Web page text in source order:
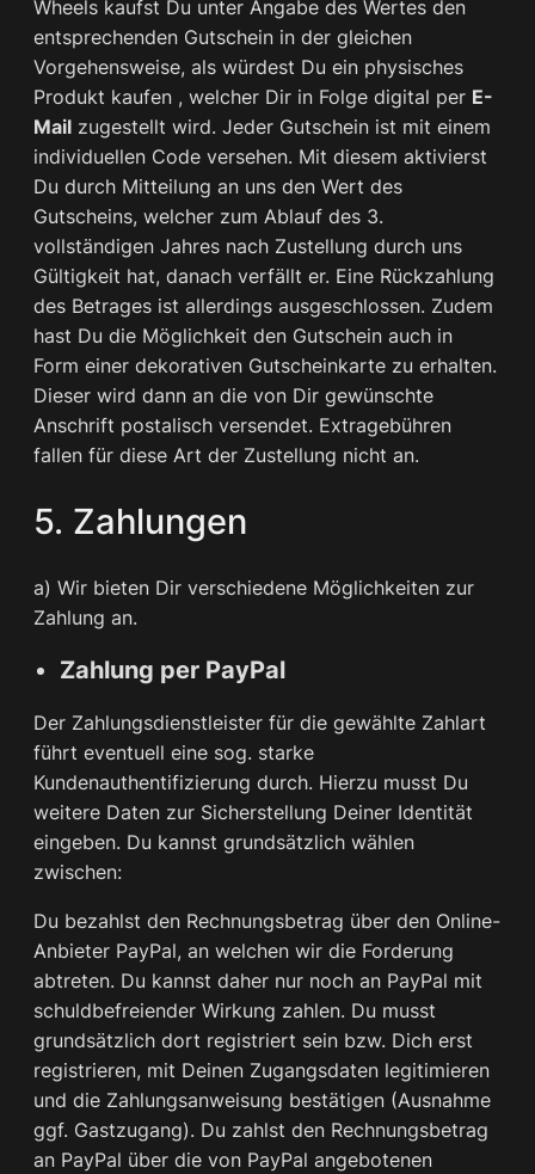
Wheels kaufst Du unter Angabe des Wertes den
entsprechenden Gutschein in der gleichen
Vorgehensweise, als würdest Du ein physisches
Produkt kaufen , welcher Dir in Folge digital per E-
Mail zugestellt wird. Jeder Gutschein ist mit einem
individuellen Code versehen. Mit diesem aktivierst
Du durch Mitteilung an uns den Wert des
Gutscheins, welcher zum Ablauf des 3.
vollständigen Jahres nach Zustellung durch uns
Gültigkeit hat, danach verfällt er. Eine Rückzahlung
des Betrages ist allerdings ausgeschlossen. Zudem
hast Du die Möglichkeit den Gutschein auch in
Form einer dekorativen Gutscheinkarte zu erhalten.
Dieser wird dann an die von Dir gewünschte
Anschrift postalisch versendet. Extragebühren
fallen für diese Art der Zustellung nicht an.
5. Zahlungen
a) Wir bieten Dir verschiedene Möglichkeiten zur
Zahlung an.
Zahlung per PayPal
Der Zahlungsdienstleister für die gewählte Zahlart
führt eventuell eine sog. starke
Kundenauthentifizierung durch. Hierzu musst Du
weitere Daten zur Sicherstellung Deiner Identität
eingeben. Du kannst grundsätzlich wählen
zwischen:
Du bezahlst den Rechnungsbetrag über den Online-
Anbieter PayPal, an welchen wir die Forderung
abtreten. Du kannst daher nur noch an PayPal mit
schuldbefreiender Wirkung zahlen. Du musst
grundsätzlich dort registriert sein bzw. Dich erst
registrieren, mit Deinen Zugangsdaten legitimieren
und die Zahlungsanweisung bestätigen (Ausnahme
ggf. Gastzugang). Du zahlst den Rechnungsbetrag
an PayPal über die von PayPal angebotenen